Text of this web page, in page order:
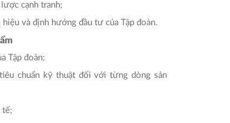
cạnh tranh;
và định hướng đầu tư của Tập đoàn.
Tập đoàn;
chuẩn kỹ thuật đối với từng dòng sản
tế;